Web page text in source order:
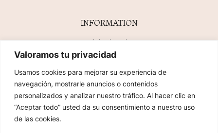
Valoramos tu privacidad
Usamos cookies para mejorar su experiencia de
navegación, mostrarle anuncios o contenidos
personalizados y analizar nuestro tráfico. Al hacer clic en
“Aceptar todo” usted da su consentimiento a nuestro uso
de las cookies.
INFORMATION
Aviso Legal
Política de Privacidad
Política de Cookies
SiteMap